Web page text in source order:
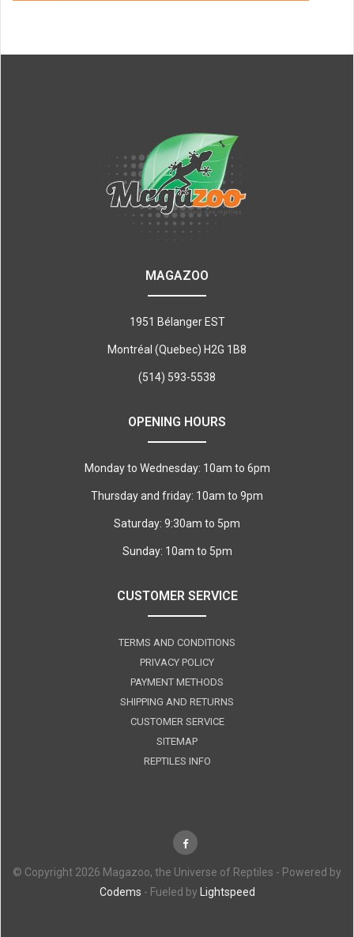
MAGAZOO
1951 Bélanger EST
Montréal (Quebec) H2G 1B8
(514) 593-5538
OPENING HOURS
Monday to Wednesday: 10am to 6pm
Thursday and friday: 10am to 9pm
Saturday: 9:30am to 5pm
Sunday: 10am to 5pm
CUSTOMER SERVICE
TERMS AND CONDITIONS
PRIVACY POLICY
PAYMENT METHODS
SHIPPING AND RETURNS
CUSTOMER SERVICE
SITEMAP
REPTILES INFO
© Copyright 2026 Magazoo, the Universe of Reptiles - Powered by
Codems - Fueled by Lightspeed